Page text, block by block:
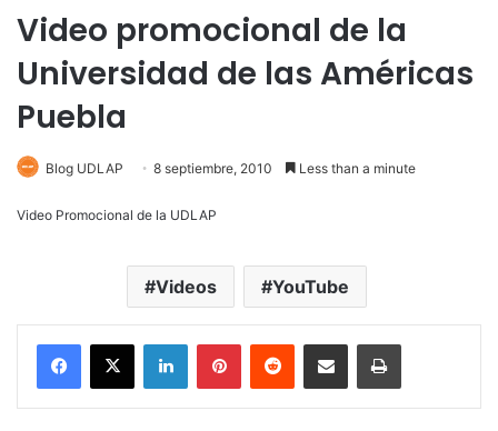
Video promocional de la
Universidad de las Américas
Puebla
Blog UDLAP 8 septiembre, 2010 Less than a minute
Video Promocional de la UDLAP
Videos YouTube
LinkedInPinterestReddit Share via Email Print